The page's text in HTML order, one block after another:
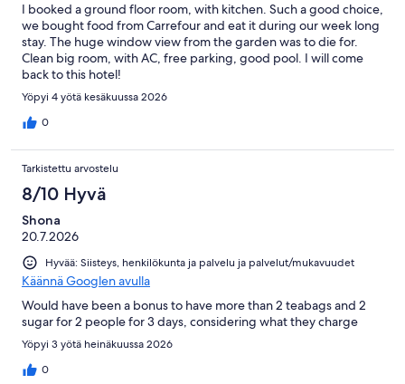
I booked a ground floor room, with kitchen. Such a good choice,
we bought food from Carrefour and eat it during our week long
stay. The huge window view from the garden was to die for.
Clean big room, with AC, free parking, good pool. I will come
back to this hotel!
Yöpyi 4 yötä kesäkuussa 2026
0
Tarkistettu arvostelu
8/10 Hyvä
Shona
20.7.2026
Hyvää: Siisteys, henkilökunta ja palvelu ja palvelut/mukavuudet
Käännä Googlen avulla
Would have been a bonus to have more than 2 teabags and 2
sugar for 2 people for 3 days, considering what they charge
Yöpyi 3 yötä heinäkuussa 2026
0